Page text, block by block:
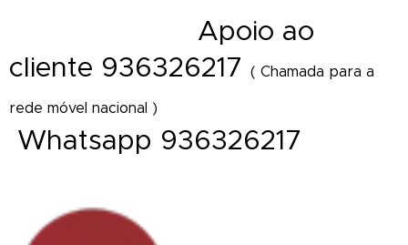
Apoio ao
cliente 936326217 ( Chamada para a
rede móvel nacional )
Whatsapp 936326217